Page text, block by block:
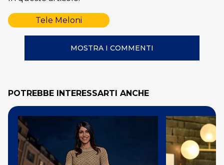
Tele Meloni
MOSTRA I COMMENTI
POTREBBE INTERESSARTI ANCHE